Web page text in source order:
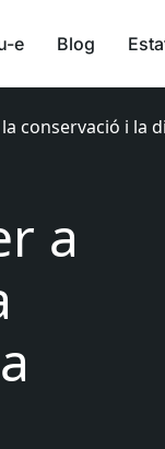
e Blog
conservació i
a